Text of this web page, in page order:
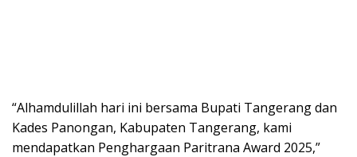
“Alhamdulillah hari ini bersama Bupati Tangerang dan
Kades Panongan, Kabupaten Tangerang, kami
mendapatkan Penghargaan Paritrana Award 2025,”